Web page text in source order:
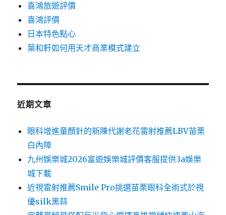
喜鴻旅遊評價
喜鴻評價
日本特色點心
葉和軒如何用天才商業模式建立
近期文章
眼科增進童顏針的新陳代謝老花雷射推薦LBV苗栗
白內障
九州娛樂城2026富遊娛樂城評價客服提供3a娛樂
城下載
近視雷射推薦Smile Pro挑選苗栗眼科全術式於視
優silk黑蒜